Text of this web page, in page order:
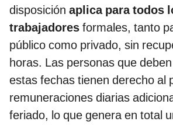
disposición aplica para todos
trabajadores formales, tanto
público como privado, sin
horas. Las personas que
estas fechas tienen derecho al
remuneraciones diarias
feriado, lo que genera en total